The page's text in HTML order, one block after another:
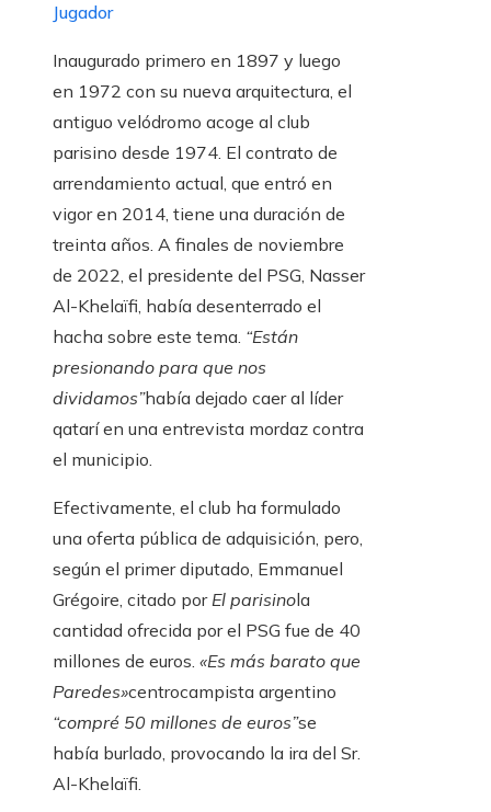
Jugador
Inaugurado primero en 1897 y luego
en 1972 con su nueva arquitectura, el
antiguo velódromo acoge al club
parisino desde 1974. El contrato de
arrendamiento actual, que entró en
vigor en 2014, tiene una duración de
treinta años. A finales de noviembre
de 2022, el presidente del PSG, Nasser
Al-Khelaïfi, había desenterrado el
hacha sobre este tema. “Están
presionando para que nos
dividamos”había dejado caer al líder
qatarí en una entrevista mordaz contra
el municipio.
Efectivamente, el club ha formulado
una oferta pública de adquisición, pero,
según el primer diputado, Emmanuel
Grégoire, citado por El parisinola
cantidad ofrecida por el PSG fue de 40
millones de euros. «Es más barato que
Paredes»centrocampista argentino
“compré 50 millones de euros”se
había burlado, provocando la ira del Sr.
Al-Khelaïfi.